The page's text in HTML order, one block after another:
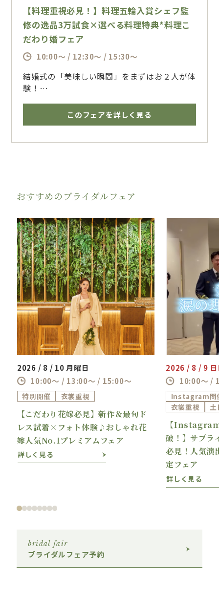
【料理重視必見！】料理五輪入賞シェフ監
修の逸品3万試食×選べる料理特典*料理こ
だわり婚フェア
10:00～ / 12:30～ / 15:30～
結婚式の「美味しい瞬間」をまずはお２人が体
験！
か)”で副料理長として腕を磨き、
技能五輪全国大会料理部門ベスト3入賞の《渡
ご試食頂けます。
「ハイクオリティな味・色のバランス・食材の
導きます。
ゲスト満足度を左右するおもてなしの一つであ
る“料理”、だからこそ、しっかりこだわりたい
おふたりへ。
本フェアでは、料理重視の方限定でコースラン
クアップや人気オプション特典をご用意。
おふたりのこだわりが、ゲストへのおもてなし
としてしっかり伝わる結婚式をご提案します。
“美味しかったね”が自然とこぼれる、そんな一
日を一緒に叶えましょう。
≪最大166万円OFF≫挙式料無料や引出物割引
など豪華特典多数
１件目ご来館で1万円ギフト券付
このフェアを詳しく見る
おすすめのブライダルフェア
2026 / 8 / 10 月曜日
10:00～ / 13:00～ / 15:00～
特別開催 衣裳重視
【こだわり花嫁必見】新作＆最旬ド
レス試着×フォト体験♪おしゃれ花
嫁人気No.1プレミアムフェア
詳しく見る
2026 / 8 / 9
10:00～ /
Instagram関
衣裳重視
土
【
破！】サプラ
必見！人気演
定フェア
詳しく見る
bridal fair
ブライダルフェア予約